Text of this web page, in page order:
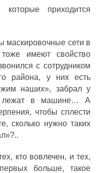
приходится
сети в
имеют свойство
с сотрудником
района, у них есть
наших», забрал у
лежат в машине… А
чтобы сплести
сколько нужно таких
кто вовлечен, и тех,
больше, такое